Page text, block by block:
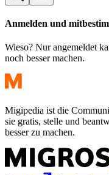
Anmelden und
Wieso? Nur angemeldet
noch besser machen.
Migipedia ist die
sie gratis, stelle und
besser zu machen.